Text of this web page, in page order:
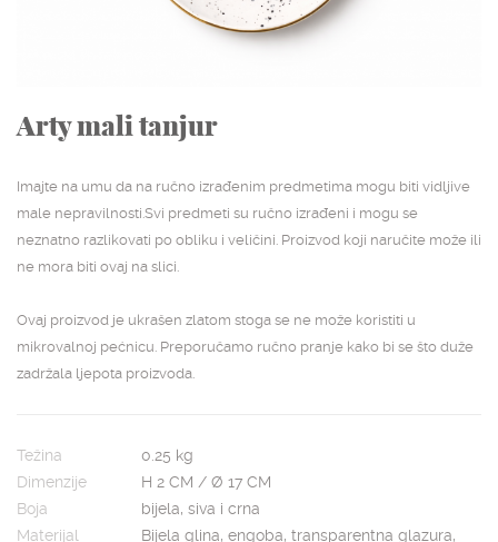
KONTAKT
Arty mali tanjur
Imajte na umu da na ručno izrađenim predmetima mogu biti vidljive
male nepravilnosti.Svi predmeti su ručno izrađeni i mogu se
neznatno razlikovati po obliku i veličini. Proizvod koji naručite može ili
ne mora biti ovaj na slici.
Ovaj proizvod je ukrašen zlatom stoga se ne može koristiti u
mikrovalnoj pećnicu. Preporučamo ručno pranje kako bi se što duže
zadržala ljepota proizvoda.
Težina
0.25 kg
Dimenzije
H 2 CM / Ø 17 CM
Boja
bijela, siva i crna
Materijal
Bijela glina, engoba, transparentna glazura,